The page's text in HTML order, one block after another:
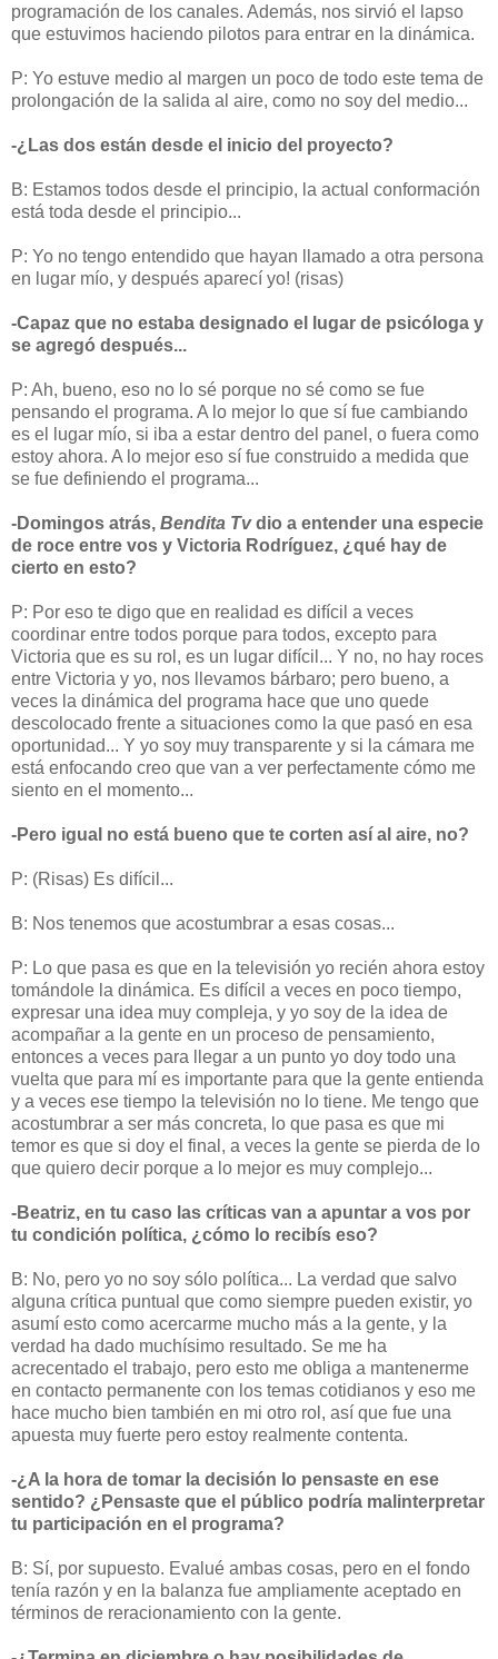
programación de los canales. Además, nos sirvió el lapso
que estuvimos haciendo pilotos para entrar en la dinámica.
P: Yo estuve medio al margen un poco de todo este tema de
prolongación de la salida al aire, como no soy del medio...
-¿Las dos están desde el inicio del proyecto?
B: Estamos todos desde el principio, la actual conformación
está toda desde el principio...
P: Yo no tengo entendido que hayan llamado a otra persona
en lugar mío, y después aparecí yo! (risas)
-Capaz que no estaba designado el lugar de psicóloga y
se agregó después...
P: Ah, bueno, eso no lo sé porque no sé como se fue
pensando el programa. A lo mejor lo que sí fue cambiando
es el lugar mío, si iba a estar dentro del panel, o fuera como
estoy ahora. A lo mejor eso sí fue construido a medida que
se fue definiendo el programa...
-Domingos atrás, Bendita Tvdio a entender una especie
de roce entre vos y Victoria Rodríguez, ¿qué hay de
cierto en esto?
P: Por eso te digo que en realidad es difícil a veces
coordinar entre todos porque para todos, excepto para
Victoria que es su rol, es un lugar difícil... Y no, no hay roces
entre Victoria y yo, nos llevamos bárbaro; pero bueno, a
veces la dinámica del programa hace que uno quede
descolocado frente a situaciones como la que pasó en esa
oportunidad... Y yo soy muy transparente y si la cámara me
está enfocando creo que van a ver perfectamente cómo me
siento en el momento...
-Pero igual no está bueno que te corten así al aire, no?
P: (Risas) Es difícil...
B: Nos tenemos que acostumbrar a esas cosas...
P: Lo que pasa es que en la televisión yo recién ahora estoy
tomándole la dinámica. Es difícil a veces en poco tiempo,
expresar una idea muy compleja, y yo soy de la idea de
acompañar a la gente en un proceso de pensamiento,
entonces a veces para llegar a un punto yo doy todo una
vuelta que para mí es importante para que la gente entienda
y a veces ese tiempo la televisión no lo tiene. Me tengo que
acostumbrar a ser más concreta, lo que pasa es que mi
temor es que si doy el final, a veces la gente se pierda de lo
que quiero decir porque a lo mejor es muy complejo...
-Beatriz, en tu caso las críticas van a apuntar a vos por
tu condición política, ¿cómo lo recibís eso?
B: No, pero yo no soy sólo política... La verdad que salvo
alguna crítica puntual que como siempre pueden existir, yo
asumí esto como acercarme mucho más a la gente, y la
verdad ha dado muchísimo resultado. Se me ha
acrecentado el trabajo, pero esto me obliga a mantenerme
en contacto permanente con los temas cotidianos y eso me
hace mucho bien también en mi otro rol, así que fue una
apuesta muy fuerte pero estoy realmente contenta.
-¿A la hora de tomar la decisión lo pensaste en ese
sentido? ¿Pensaste que el público podría malinterpretar
tu participación en el programa?
B: Sí, por supuesto. Evalué ambas cosas, pero en el fondo
tenía razón y en la balanza fue ampliamente aceptado en
términos de reracionamiento con la gente.